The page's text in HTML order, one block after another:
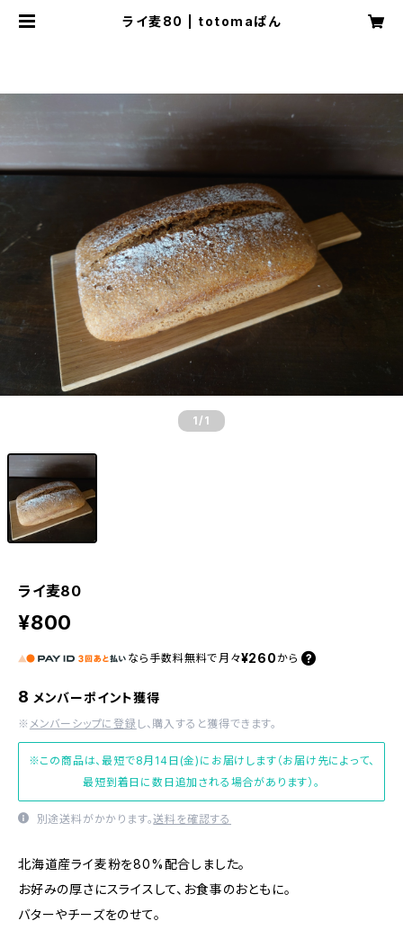
ライ麦80 | totomaぱん
1 /1
ライ麦80
¥800
なら 手数料無料で 月々¥260 から
8 メンバーポイント獲得
※ メンバーシップに登録 し、購入すると獲得できます。
※この商品は、最短で8月14日(金)にお届けします（お届け先によって、
最短到着日に数日追加される場合があります）。
別途送料がかかります。送料を確認する
北海道産ライ麦粉を80%配合しました。
お好みの厚さにスライスして、お食事のおともに。
バターやチーズをのせて。